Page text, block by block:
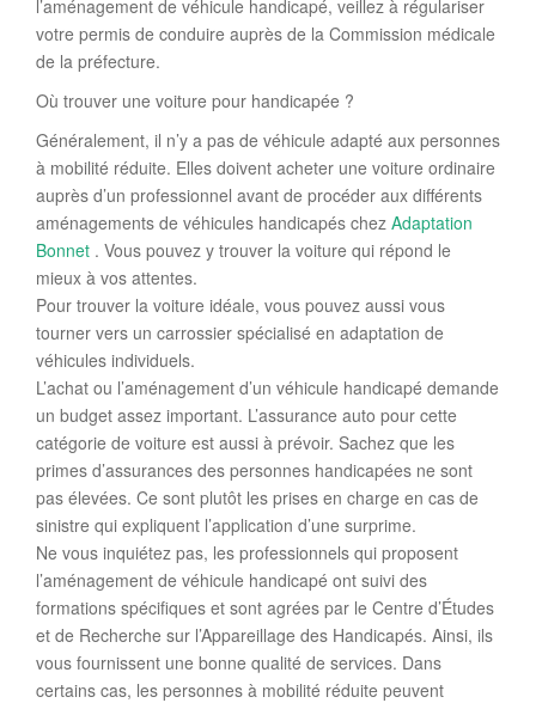
l’aménagement de véhicule handicapé, veillez à régulariser
votre permis de conduire auprès de la Commission médicale
de la préfecture.
Où trouver une voiture pour handicapée ?
Généralement, il n’y a pas de véhicule adapté aux personnes
à mobilité réduite. Elles doivent acheter une voiture ordinaire
auprès d’un professionnel avant de procéder aux différents
aménagements de véhicules handicapés chez Adaptation
Bonnet . Vous pouvez y trouver la voiture qui répond le
mieux à vos attentes.
Pour trouver la voiture idéale, vous pouvez aussi vous
tourner vers un carrossier spécialisé en adaptation de
véhicules individuels.
L’achat ou l’aménagement d’un véhicule handicapé demande
un budget assez important. L’assurance auto pour cette
catégorie de voiture est aussi à prévoir. Sachez que les
primes d’assurances des personnes handicapées ne sont
pas élevées. Ce sont plutôt les prises en charge en cas de
sinistre qui expliquent l’application d’une surprime.
Ne vous inquiétez pas, les professionnels qui proposent
l’aménagement de véhicule handicapé ont suivi des
formations spécifiques et sont agrées par le Centre d’Études
et de Recherche sur l’Appareillage des Handicapés. Ainsi, ils
vous fournissent une bonne qualité de services. Dans
certains cas, les personnes à mobilité réduite peuvent